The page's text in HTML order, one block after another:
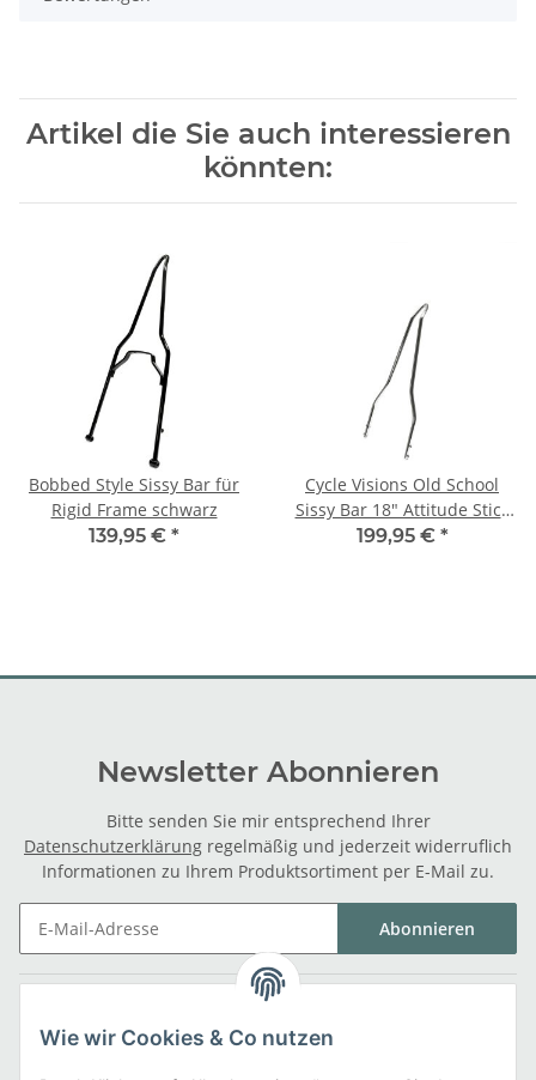
Artikel die Sie auch interessieren
könnten:
Bobbed Style Sissy Bar für
Rigid Frame schwarz
139,95 € *
Cycle Visions Old School
Sissy Bar 18" Attitude Stick
medium für Softail, chrom
199,95 € *
Newsletter Abonnieren
Bitte senden Sie mir entsprechend Ihrer
Datenschutzerklärung regelmäßig und jederzeit widerruflich
Informationen zu Ihrem Produktsortiment per E-Mail zu.
Abonnieren
Wie wir Cookies & Co nutzen